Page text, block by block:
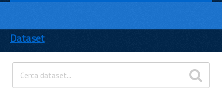
ENTI
TEMI
INFORMAZIONI
Dataset